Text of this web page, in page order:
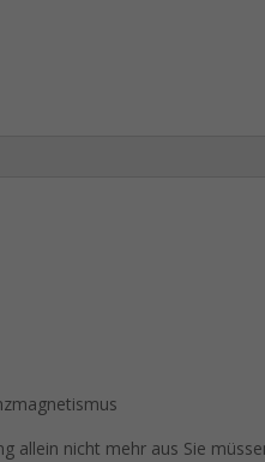
allein nicht mehr aus Sie